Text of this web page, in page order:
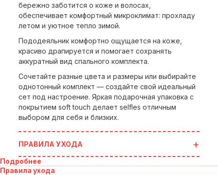
бережно заботится о коже и волосах,
обеспечивает комфортный микроклимат: прохладу
летом и уютное тепло зимой.
Пододеяльник комфортно ощущается на коже,
красиво драпируется и помогает сохранять
аккуратный вид спального комплекта.
Сочетайте разные цвета и размеры или выбирайте
однотонный комплект — создайте свой идеальный
сет под настроение. Яркая подарочная упаковка с
покрытием soft touch делает selfles отличным
выбором для себя и близких.
ПРАВИЛА УХОДА
Подробнее
Правила ухода